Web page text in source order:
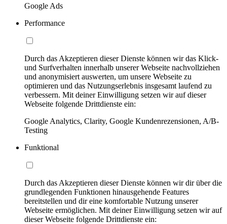
Google Ads
Performance
Durch das Akzeptieren dieser Dienste können wir das Klick-
und Surfverhalten innerhalb unserer Webseite nachvollziehen
und anonymisiert auswerten, um unsere Webseite zu
optimieren und das Nutzungserlebnis insgesamt laufend zu
verbessern. Mit deiner Einwilligung setzen wir auf dieser
Webseite folgende Drittdienste ein:
Google Analytics, Clarity, Google Kundenrezensionen, A/B-
Testing
Funktional
Durch das Akzeptieren dieser Dienste können wir dir über die
grundlegenden Funktionen hinausgehende Features
bereitstellen und dir eine komfortable Nutzung unserer
Webseite ermöglichen. Mit deiner Einwilligung setzen wir auf
dieser Webseite folgende Drittdienste ein: